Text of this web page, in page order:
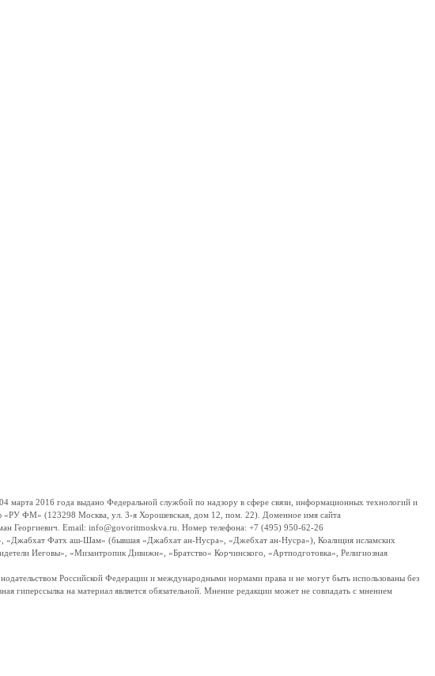
2016 года выдано Федеральной службой по надзору в сфере связи, информационных технологий и
«РУ ФМ» (123298 Москва, ул. 3-я Хорошевская, дом 12, пом. 22). Доменное имя сайта
Георгиевич. Email: info@govoritmoskva.ru. Номер телефона: +7 (495) 950-62-26
«Джабхат Фатх аш-Шам» (бывшая «Джабхат ан-Нусра», «Джебхат ан-Нусра»), Коалиция исламских
Иеговы», «Мизантропик Дивижн», «Братство» Корчинского, «Артподготовка», Религиозная
Российской Федерации и международными нормами права и не могут быть использованы без
гиперссылка на материал является обязательной. Мнение редакции может не совпадать с мнением